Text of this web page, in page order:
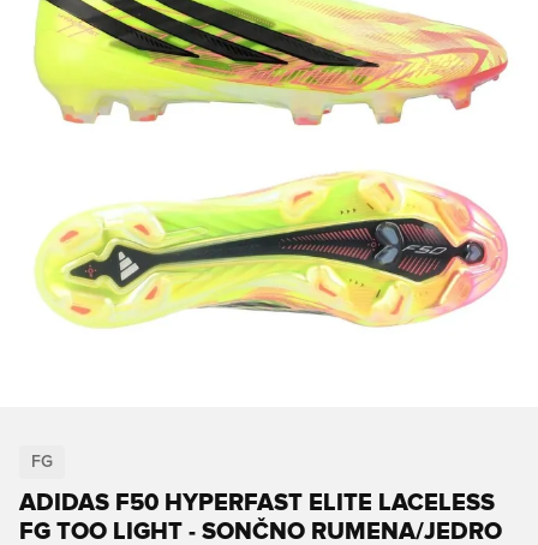
FG
ADIDAS F50 HYPERFAST ELITE LACELESS
FG TOO LIGHT - SONČNO RUMENA/JEDRO